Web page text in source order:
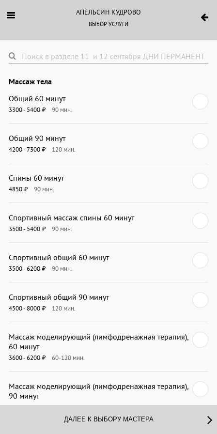
АПЕЛЬСИН КУДРОВО
ВЫБОР УСЛУГИ
Массаж тела
Общий 60 минут
3300 - 5400 ₽ 90 мин.
Общий 90 минут
4200 - 7300 ₽ 120 мин.
Спины 60 минут
4850 ₽ 90 мин.
Спортивный массаж спины 60 минут
3500 - 5400 ₽ 90 мин.
Спортивный общий 60 минут
3500 - 6200 ₽ 90 мин.
Спортивный общий 90 минут
4500 - 8000 ₽ 120 мин.
Массаж моделирующий (лимфодренажная терапия),
60 минут
3600 - 6200 ₽ 60-120 мин.
Массаж моделирующий (лимфодренажная терапия),
90 минут
4500 - 8000₽ 105мин.
ДАЛЕЕ К ВЫБОРУ МАСТЕРА